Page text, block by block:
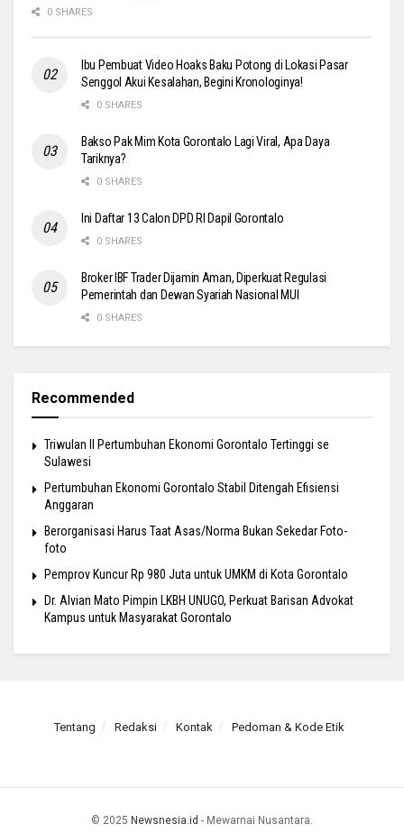
0 SHARES
Ibu Pembuat Video Hoaks Baku Potong di Lokasi Pasar
Senggol Akui Kesalahan, Begini Kronologinya!
0 SHARES
Bakso Pak Mim Kota Gorontalo Lagi Viral, Apa Daya
Tariknya?
0 SHARES
Ini Daftar 13 Calon DPD RI Dapil Gorontalo
0 SHARES
Broker IBF Trader Dijamin Aman, Diperkuat Regulasi
Pemerintah dan Dewan Syariah Nasional MUI
0 SHARES
Recommended
Triwulan II Pertumbuhan Ekonomi Gorontalo Tertinggi se
Sulawesi
Pertumbuhan Ekonomi Gorontalo Stabil Ditengah Efisiensi
Anggaran
Berorganisasi Harus Taat Asas/Norma Bukan Sekedar Foto-
foto
Pemprov Kuncur Rp 980 Juta untuk UMKM di Kota Gorontalo
Dr. Alvian Mato Pimpin LKBH UNUGO, Perkuat Barisan Advokat
Kampus untuk Masyarakat Gorontalo
Tentang Redaksi Kontak Pedoman & Kode Etik
© 2025 Newsnesia.id - Mewarnai Nusantara.